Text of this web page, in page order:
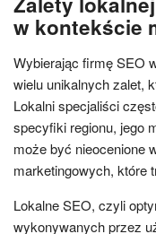
w kontekście
Wybierając firmę SEO
wielu unikalnych zalet,
Lokalni specjaliści
specyfiki regionu, jego
może być nieocenione
marketingowych, które
Lokalne SEO, czyli
wykonywanych przez